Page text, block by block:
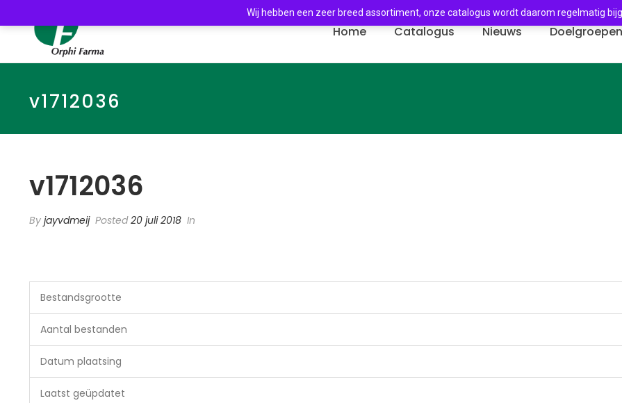
Home Catalogus Nieuws
v1712036
v1712036
By jayvdmeij Posted20 juli 2018 In
Bestandsgrootte
Aantal bestanden
Datum plaatsing
Laatst geüpdatet
Wij hebben een zeer breed assortiment, onze catalogus wordt daarom regelmatig